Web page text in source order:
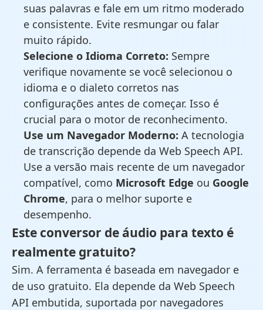
suas palavras e fale em um ritmo moderado
e consistente. Evite resmungar ou falar
muito rápido.
Selecione o Idioma Correto: Sempre
verifique novamente se você selecionou o
idioma e o dialeto corretos nas
configurações antes de começar. Isso é
crucial para o motor de reconhecimento.
Use um Navegador Moderno: A tecnologia
de transcrição depende da Web Speech API.
Use a versão mais recente de um navegador
compatível, como Microsoft Edge ou Google
Chrome, para o melhor suporte e
desempenho.
Este conversor de áudio para texto é
realmente gratuito?
Sim. A ferramenta é baseada em navegador e
de uso gratuito. Ela depende da Web Speech
API embutida, suportada por navegadores